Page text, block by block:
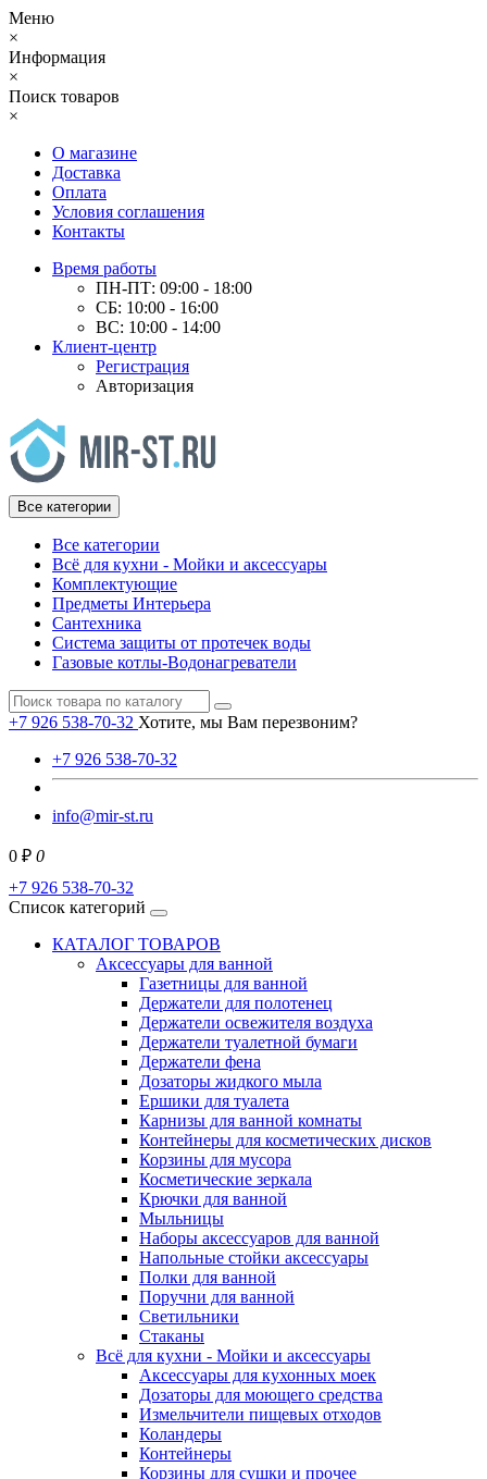
Меню
×
Информация
×
Поиск товаров
×
О магазине
Доставка
Оплата
Условия соглашения
Контакты
Время работы
ПН-ПТ: 09:00 - 18:00
СБ: 10:00 - 16:00
ВС: 10:00 - 14:00
Клиент-центр
Регистрация
Авторизация
Все категории
Все категории
Всё для кухни - Мойки и аксессуары
Комплектующие
Предметы Интерьера
Сантехника
Система защиты от протечек воды
Газовые котлы-Водонагреватели
+7 926 538-70-32 Хотите, мы Вам перезвоним?
+7 926 538-70-32
info@mir-st.ru
0 ₽ 0
+7 926 538-70-32
Список категорий
КАТАЛОГ ТОВАРОВ
Аксессуары для ванной
Газетницы для ванной
Держатели для полотенец
Держатели освежителя воздуха
Держатели туалетной бумаги
Держатели фена
Дозаторы жидкого мыла
Ершики для туалета
Карнизы для ванной комнаты
Контейнеры для косметических дисков
Корзины для мусора
Косметические зеркала
Крючки для ванной
Мыльницы
Наборы аксессуаров для ванной
Напольные стойки аксессуары
Полки для ванной
Поручни для ванной
Светильники
Стаканы
Всё для кухни - Мойки и аксессуары
Аксессуары для кухонных моек
Дозаторы для моющего средства
Измельчители пищевых отходов
Коландеры
Контейнеры
Корзины для сушки и прочее